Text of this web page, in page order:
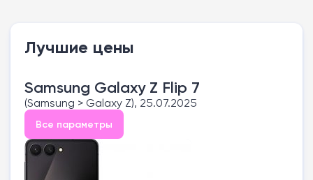
Лучшие цены
Samsung Galaxy Z Flip 7
(Samsung > Galaxy Z), 25.07.2025
Все параметры